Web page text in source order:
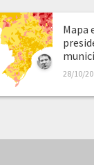
Mapa
28/10/